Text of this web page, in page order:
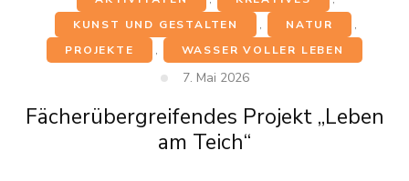
KUNST UND GESTALTEN
, NATUR
,
PROJEKTE
, WASSER VOLLER LEBEN
7. Mai 2026
Fächerübergreifendes Projekt „Leben
am Teich“